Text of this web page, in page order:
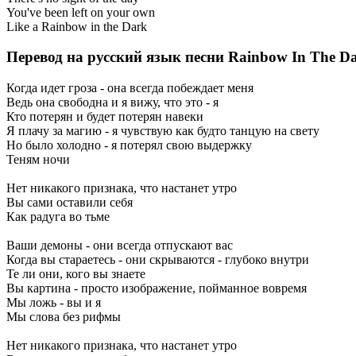
You've been left on your own
Like a Rainbow in the Dark
Перевод на русский язык песни Rainbow In The
Когда идет гроза - она всегда побеждает меня
Ведь она свободна и я вижу, что это - я
Кто потерян и будет потерян навеки
Я плачу за магию - я чувствую как будто танцую на свету
Но было холодно - я потерял свою выдержку
Теням ночи
Нет никакого признака, что настанет утро
Вы сами оставили себя
Как радуга во тьме
Ваши демоны - они всегда отпускают вас
Когда вы стараетесь - они скрываются - глубоко внутри
Те ли они, кого вы знаете
Вы картина - просто изображение, пойманное вовремя
Мы ложь - вы и я
Мы слова без рифмы
Нет никакого признака, что настанет утро